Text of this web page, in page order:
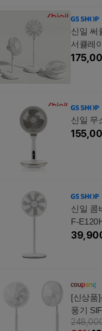
신일 써
서큘레
신일 무
신일 콤
F-
[신상품
풍기